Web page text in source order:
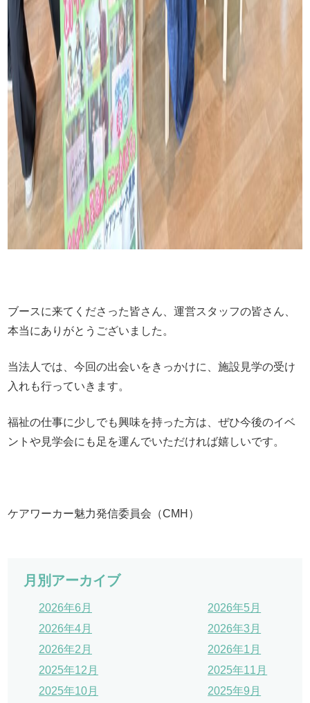
ブースに来てくださった皆さん、運営スタッフの皆さん、
本当にありがとうございました。
当法人では、今回の出会いをきっかけに、施設見学の受け
入れも行っていきます。
福祉の仕事に少しでも興味を持った方は、ぜひ今後のイベ
ントや見学会にも足を運んでいただければ嬉しいです。
ケアワーカー魅力発信委員会（CMH）
月別アーカイブ
2026年6月
2026年5月
2026年4月
2026年3月
2026年2月
2026年1月
2025年12月
2025年11月
2025年10月
2025年9月